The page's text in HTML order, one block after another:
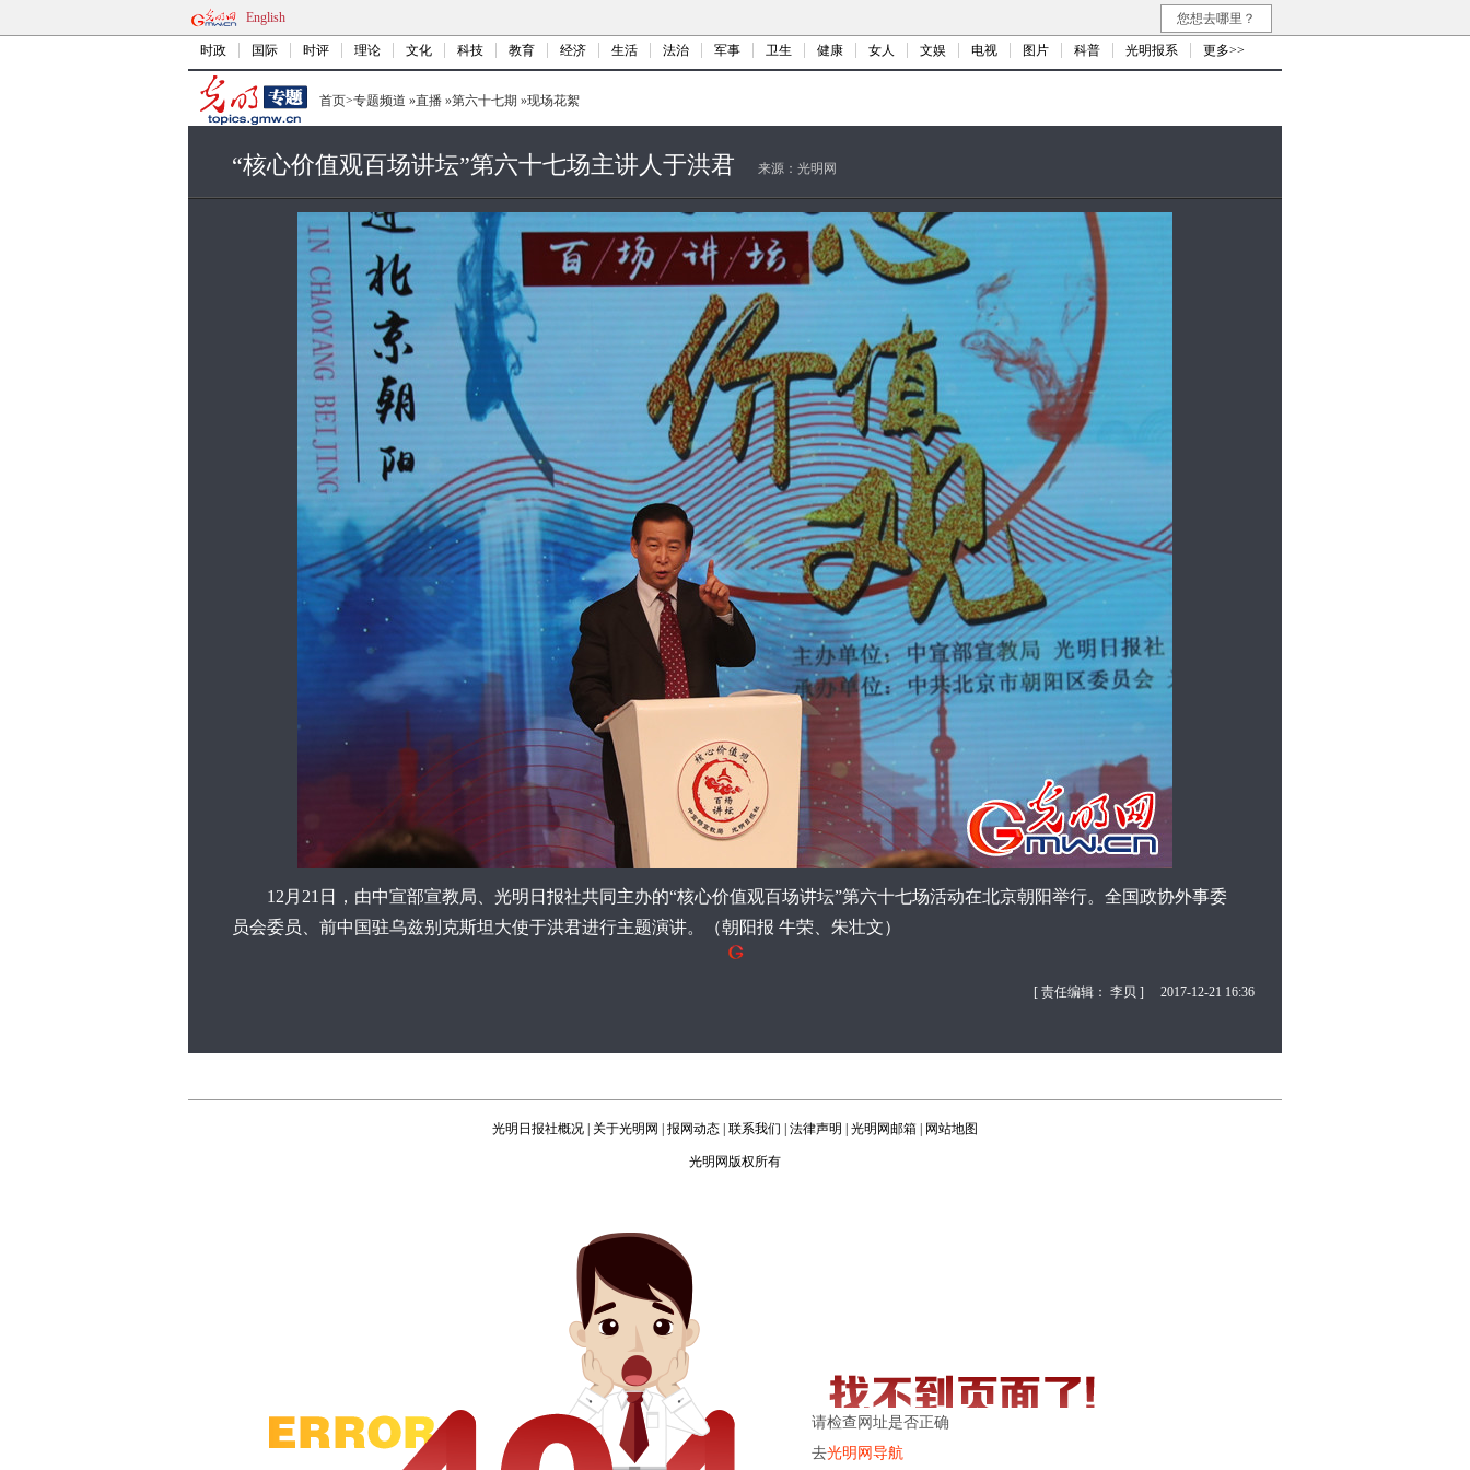
English 您想去哪里？
时政 国际 时评 理论 文化 科技 教育 经济 生活 法治 军事 卫生 健康 女人 文娱 电视 图片 科普 光明报系 更多>>
首页>专题频道 »直播 »第六十七期 »现场花絮
“核心价值观百场讲坛”第六十七场主讲人于洪君 来源： 光明网
12月21日，由中宣部宣教局、光明日报社共同主办的“核心价值观百场讲坛”第六十七场活动在北京朝阳举行。全国政协外事委
员会委员、前中国驻乌兹别克斯坦大使于洪君进行主题演讲。（朝阳报 牛荣、朱壮文）
[ 责任编辑： 李贝 ] 2017-12-21 16:36
光明日报社概况 关于光明网 报网动态 联系我们 法律声明 光明网邮箱 网站地图
光明网版权所有
请检查网址是否正确
去光明网导航